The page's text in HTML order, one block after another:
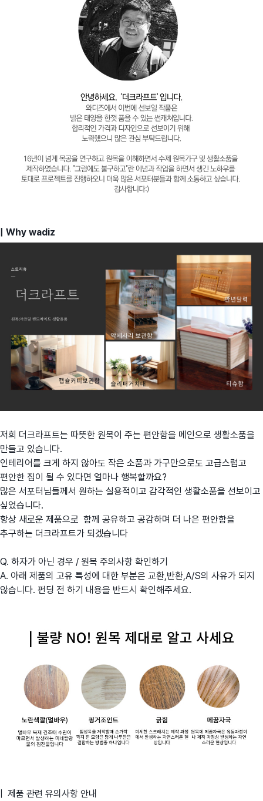
| Why wadiz
저희 더크라프트는 따뜻한 원목이 주는 편안함을 메인으로 생활소품을
만들고 있습니다.
인테리어를 크게 하지 않아도 작은 소품과 가구만으로도 고급스럽고
편안한 집이 될 수 있다면 얼마나 행복할까요?
많은 서포터님들께서 원하는 실용적이고 감각적인 생활소품을 선보이고
싶었습니다.
항상 새로운 제품으로 함께 공유하고 공감하며 더 나은 편안함을
추구하는 더크라프트가 되겠습니다
Q. 하자가 아닌 경우 / 원목 주의사항 확인하기
A. 아래 제품의 고유 특성에 대한 부분은 교환,반환,A/S의 사유가 되지
않습니다. 펀딩 전 하기 내용을 반드시 확인해주세요.
| 제품 관련 유의사항 안내